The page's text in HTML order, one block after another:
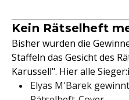
Kein Rätselheft
Bisher wurden die
Staffeln das Gesicht des
Karussell". Hier alle
Elyas M'Barek